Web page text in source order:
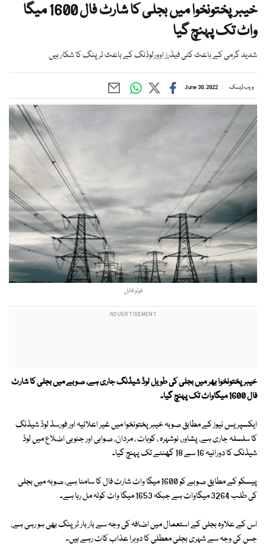
خیبرپختونخوا میں بجلی کا شارٹ فال 1600 میگا
واٹ تک پہنچ گیا
شدید گرمی کے باعث کئی فیڈرز اوورلوڈنگ کے باعث ٹرپنگ کا شکار ہیں
ویب ڈیسک June 30, 2022
فوٹو فائل
خیبر پختونخوا بھر میں بجلی کی طویل لوڈ شیڈنگ جاری ہے، صوبے میں بجلی کا شارٹ
فال 1600 میگاواٹ تک پہنچ گیا۔
ایکسپریس نیوز کے مطابق صوبہ خیبرپختونخوا میں غیر اعلانیہ اور فورسڈ لوڈ شیڈنگ
کا سلسلہ جاری ہے، پشاور، نوشہرہ ، کوہاٹ ، مردان، صوابی اور جنوبی اضلاع میں لوڈ
شیڈنگ کا دورانیہ 16 سے 18 گھنٹے تک پہنچ گیا۔
پیسکو کے مطابق صوبے کو 1600 میگا واٹ شارٹ فال کا سامنا ہے، صوبہ میں بجلی
کی طلب 3264 میگاواٹ ہے جبکہ 1653 میگا واٹ کوٹہ مل رہا ہے۔
اس کے علاوہ بجلی کے استعمال میں اضافہ کی وجہ سے بار بار ٹرپنگ بھی ہو رہی ہے،
جس کی وجہ سے شہری بجلی معطلی کا دوہرا عذاب کاٹ رہے ہیں۔